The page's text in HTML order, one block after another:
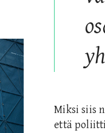
Miksi siis
että